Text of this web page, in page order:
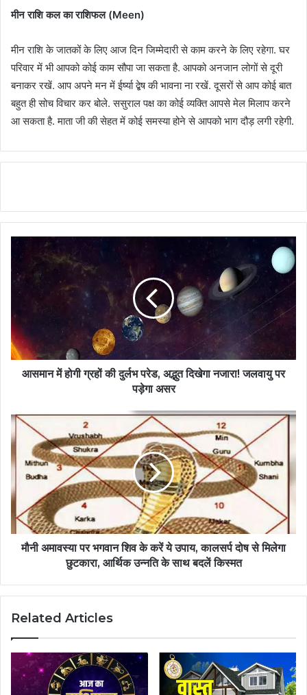
मीन राशि कल का राशिफल (Meen)
मीन राशि के जातकों के लिए आज दिन जिम्मेदारी से काम करने के लिए रहेगा. घर
परिवार में भी आपको कोई काम सौपा जा सकता है. आपको अनजान लोगों से दूरी
बनाकर रखें. आप अपने मन में ईर्ष्या द्बेष की भावना ना रखें. दूसरों से आप कोई बात
बहुत ही सोच विचार कर बोले. ससुराल पक्ष का कोई व्यक्ति आपसे मेल मिलाप करने
आ सकता है. माता जी की सेहत में कोई समस्या होने से आपको भाग दौड़ लगी रहेगी.
आसमान में होगी ग्रहों की दुर्लभ परेड, अद्भुत दिखेगा नजारा! जलवायु पर
पड़ेगा असर
मौनी अमावस्या पर भगवान शिव के करें ये उपाय, कालसर्प दोष से मिलेगा
छुटकारा, आर्थिक उन्नति के साथ बदलें किस्मत
Related Articles